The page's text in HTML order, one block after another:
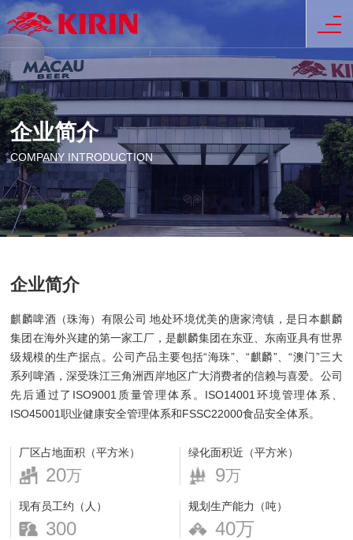
企业简介
COMPANY INTRODUCTION
企业简介
麒麟啤酒（珠海）有限公司 地处环境优美的唐家湾镇，是日本麒麟
集团在海外兴建的第一家工厂，是麒麟集团在东亚、东南亚具有世界
级规模的生产据点。公司产品主要包括“海珠”、“麒麟”、“澳门”三大
系列啤酒，深受珠江三角洲西岸地区广大消费者的信赖与喜爱。公司
先后通过了ISO9001质量管理体系。ISO14001环境管理体系、
ISO45001职业健康安全管理体系和FSSC22000食品安全体系。
厂区占地面积（平方米）
20万
绿化面积近（平方米）
9万
现有员工约（人）
300
规划生产能力（吨）
40万